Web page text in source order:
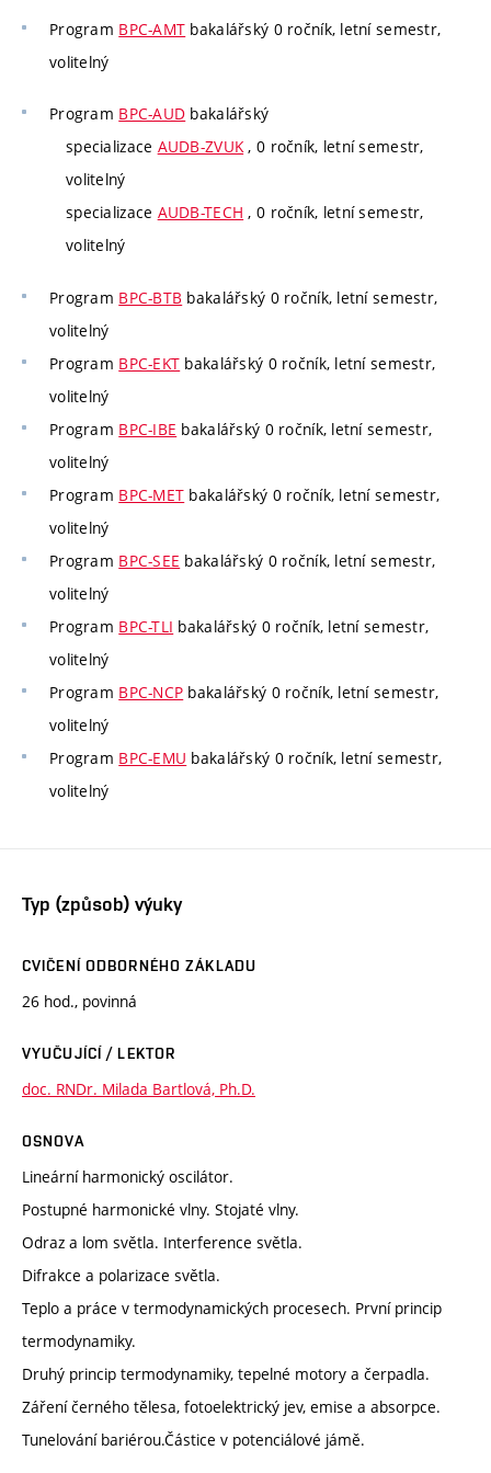
Program BPC-AMT bakalářský 0 ročník, letní semestr,
volitelný
Program BPC-AUD bakalářský
specializace AUDB-ZVUK, 0 ročník, letní semestr,
volitelný
specializace AUDB-TECH , 0 ročník, letní semestr,
volitelný
Program BPC-BTB bakalářský 0 ročník, letní semestr,
volitelný
Program BPC-EKT bakalářský 0 ročník, letní semestr,
volitelný
Program BPC-IBE bakalářský 0 ročník, letní semestr,
volitelný
Program BPC-MET bakalářský 0 ročník, letní semestr,
volitelný
Program BPC-SEE bakalářský 0 ročník, letní semestr,
volitelný
Program BPC-TLI bakalářský 0 ročník, letní semestr,
volitelný
Program BPC-NCP bakalářský 0 ročník, letní semestr,
volitelný
Program BPC-EMU bakalářský 0 ročník, letní semestr,
volitelný
Typ (způsob) výuky
CVIČENÍ ODBORNÉHO ZÁKLADU
26 hod., povinná
VYUČUJÍCÍ / LEKTOR
doc. RNDr. Milada Bartlová, Ph.D.
OSNOVA
Lineární harmonický oscilátor.
Postupné harmonické vlny. Stojaté vlny.
Odraz a lom světla. Interference světla.
Difrakce a polarizace světla.
Teplo a práce v termodynamických procesech. První princip
termodynamiky.
Druhý princip termodynamiky, tepelné motory a čerpadla.
Záření černého tělesa, fotoelektrický jev, emise a absorpce.
Tunelování bariérou.Částice v potenciálové jámě.